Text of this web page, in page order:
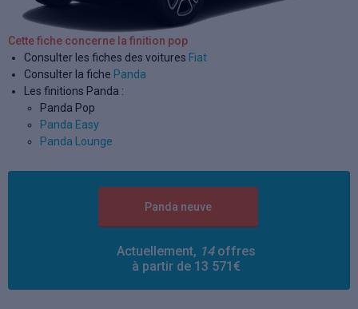
Cette fiche concerne la finition pop
Consulter les fiches des voitures Fiat
Consulter la fiche Panda
Les finitions Panda :
Panda Pop
Panda Easy
Panda Lounge
Panda neuve
Actuellement, 14offres
à partir de 13 571€